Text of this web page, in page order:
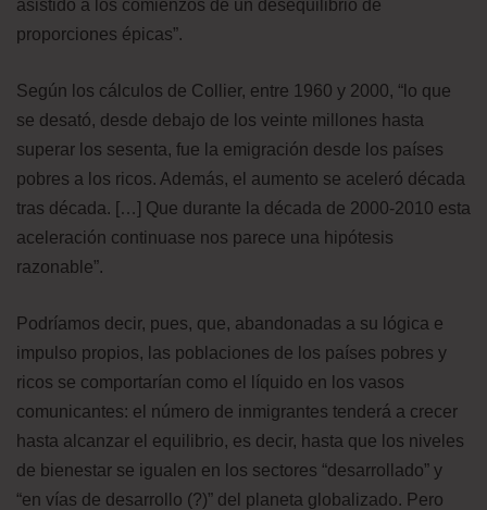
asistido a los comienzos de un desequilibrio de
proporciones épicas”.
Según los cálculos de Collier, entre 1960 y 2000, “lo que
se desató, desde debajo de los veinte millones hasta
superar los sesenta, fue la emigración desde los países
pobres a los ricos. Además, el aumento se aceleró década
tras década. […] Que durante la década de 2000-2010 esta
aceleración continuase nos parece una hipótesis
razonable”.
Podríamos decir, pues, que, abandonadas a su lógica e
impulso propios, las poblaciones de los países pobres y
ricos se comportarían como el líquido en los vasos
comunicantes: el número de inmigrantes tenderá a crecer
hasta alcanzar el equilibrio, es decir, hasta que los niveles
de bienestar se igualen en los sectores “desarrollado” y
“en vías de desarrollo (?)” del planeta globalizado. Pero